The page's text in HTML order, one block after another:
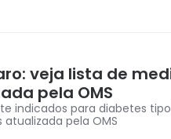
veja lista de
pela OMS
indicados para diabetes
pela OMS